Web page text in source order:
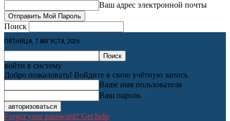
Ваш адрес электронной почты
Поиск
ПЯТНИЦА, 7 АВГУСТА, 2026
войти в систему
Добро пожаловать! Войдите в свою учётную запись
Ваше имя пользователя
Ваш пароль
Forgot your password? Get help